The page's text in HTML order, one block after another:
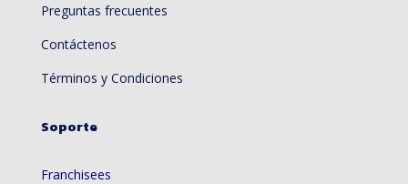
Preguntas frecuentes
Contáctenos
Términos y Condiciones
Soporte
Franchisees